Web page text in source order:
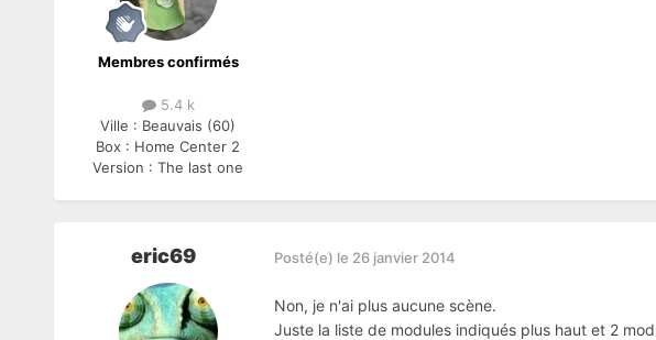
Membres confirmés
5.4 k
Ville : Beauvais (60)
Box : Home Center 2
Version :The last one
eric69 Posté(e) le 26 janvier 2014
Non, je n'ai plus aucune scène.
Juste la liste de modules indiqués plus haut et 2